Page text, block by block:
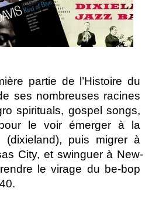
partie de l’Histoire du
ses nombreuses racines
spirituals, gospel songs,
le voir émerger à la
(dixieland), puis migrer à
City, et swinguer à New-
le virage du be-bop